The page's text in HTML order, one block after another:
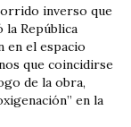
inverso que
República
en el espacio
que coincidirse
de la obra,
en la